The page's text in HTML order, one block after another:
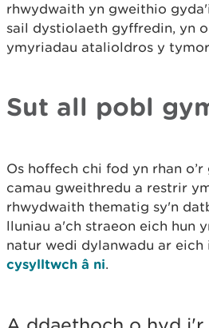
rhwydwaith yn gweithio
sail dystiolaeth gyffredin, yn
ymyriadau atalioldros y
Sut all pobl
Os hoffech chi fod yn rhan
camau gweithredu a restrir
rhwydwaith thematig sy'n
lluniau a'ch straeon eich hun
natur wedi dylanwadu ar eich
cysylltwch â ni.